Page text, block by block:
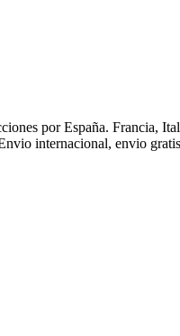
por España. Francia,
internacional, envio gratis